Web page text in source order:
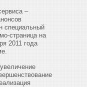
–
специальный
страница на
2011 года